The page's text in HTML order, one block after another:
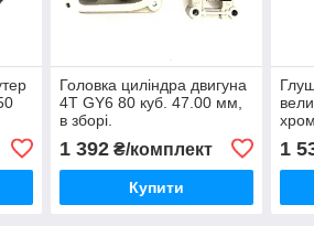
Головка циліндра двигуна
4T GY6 80 куб. 47.00 мм,
в зборі.
1 392₴/комплект
Купити
1